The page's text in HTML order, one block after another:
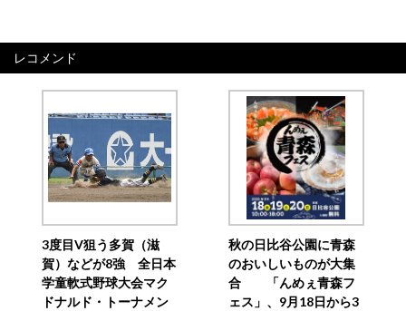
レコメンド
3度目V狙う多賀（滋
賀）などが8強 全日本
学童軟式野球大会マク
ドナルド・トーナメン
秋の日比谷公園に青森
のおいしいものが大集
合 「んめぇ青森フ
ェス」、9月18日から3